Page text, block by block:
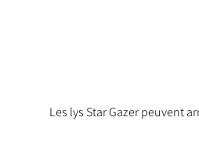
Les lys Star Gazer peuvent